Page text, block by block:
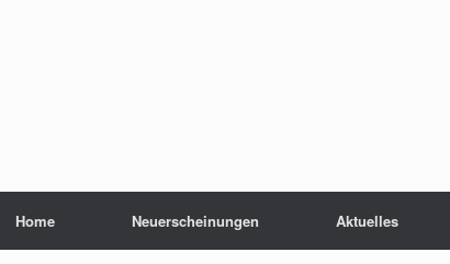
Home Neuerscheinungen Aktuelles